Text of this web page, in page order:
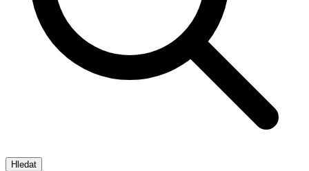
Hledat